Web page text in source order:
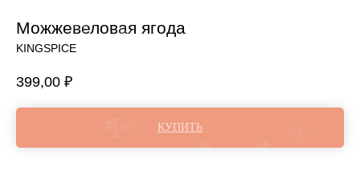
Можжевеловая ягода
KINGSPICE
399,00 ₽
КУПИТЬ